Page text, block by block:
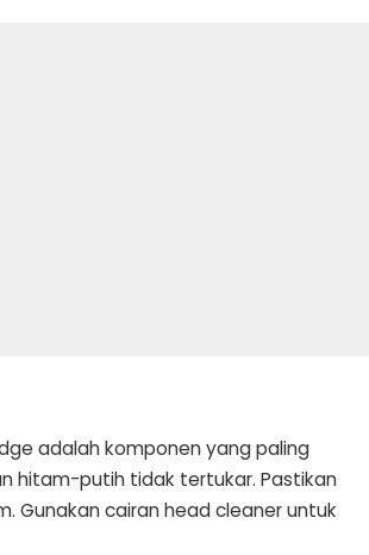
adalah komponen yang paling
hitam-putih tidak tertukar. Pastikan
Gunakan cairan head cleaner untuk